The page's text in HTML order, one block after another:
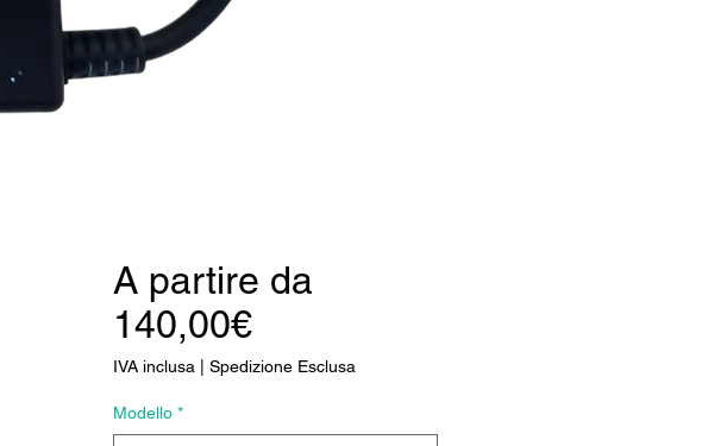
A partire da
140,00€Prezzo
scontato
IVA inclusa Spedizione Esclusa
Modello *